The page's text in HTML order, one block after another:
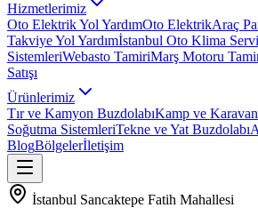
Hizmetlerimiz
Oto Elektrik Yol YardımOto ElektrikAraç
Takviye Yol Yardımİstanbul Oto Klima
SistemleriWebasto TamiriMarş Motoru
Satışı
Ürünlerimiz
Tır ve Kamyon BuzdolabıKamp ve
Soğutma SistemleriTekne ve Yat Buzdolabı
BlogBölgelerİletişim
İstanbul Sancaktepe Fatih Mahallesi